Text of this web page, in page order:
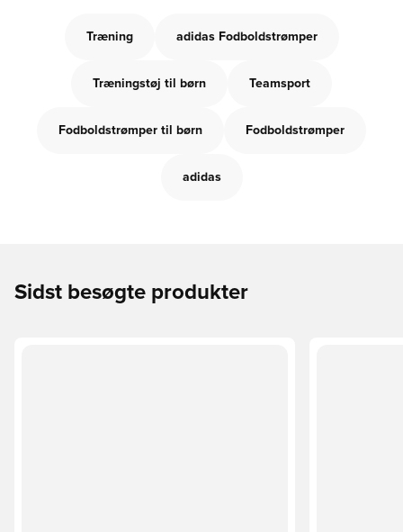
Træning adidas Fodboldstrømper
Træningstøj til børn Teamsport
Fodboldstrømper til børn Fodboldstrømper
adidas
Sidst besøgte produkter